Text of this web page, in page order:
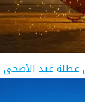
عطلة عيد الأضحى